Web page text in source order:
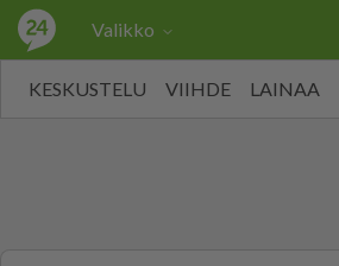
Valikko
KESKUSTELU VIIHDE LAINAA